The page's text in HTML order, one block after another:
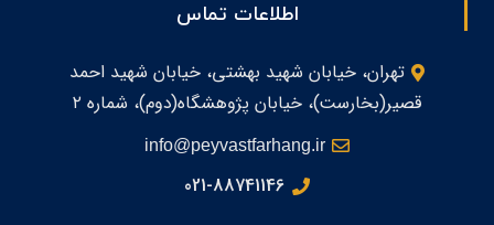
اطلاعات تماس
تهران، خیابان شهید بهشتی، خیابان شهید احمد
قصیر(بخارست)، خیابان پژوهشگاه(دوم)، شماره ۲
info@peyvastfarhang.ir
021-88741146